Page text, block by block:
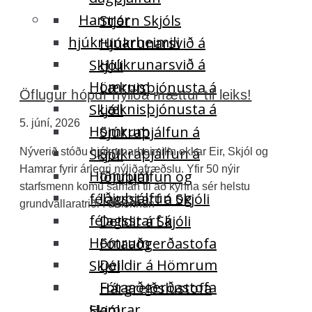
Hamrar
hjúkrunarheimili
Hjúkrunarsvið á
Hömrum
Læknisþjónusta á
Hömrum
Sjúkraþjálfun á
Hömrum
Iðjuþjálfun og
félagsstarf á
Hömrum
Deildir á Hömrum
Fótaaðgerðastofa
Stjórn Skjóls
Hjúkrunarsvið á
Skjóli
Læknisþjónusta á
Skjóli
Sjúkraþjálfun á
Skjóli
Iðjuþjálfun og
félagsstarf á Skjóli
Deildir á Skjóli
Fótaaðgerðastofa
Skjól
Hárgreiðslustofa
Öflugur hópur nýliða mættur til leiks!
5. júní, 2026
Nýverið stóðu hjúkrunarheimilin okkar Eir, Skjól og
Hamrar fyrir árlegri nýliðafræðslu. Yfir 50 nýir
starfsmenn komu saman til að kynna sér helstu
grundvallaratriði í umönnun